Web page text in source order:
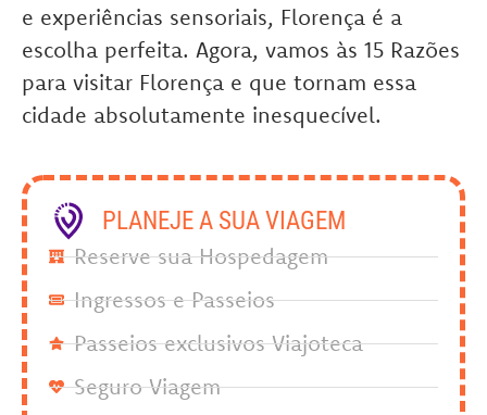
e experiências sensoriais, Florença é a
escolha perfeita. Agora, vamos às 15 Razões
para visitar Florença e que tornam essa
cidade absolutamente inesquecível.
PLANEJE A SUA VIAGEM
Reserve sua Hospedagem
Ingressos e Passeios
Passeios exclusivos Viajoteca
Seguro Viagem